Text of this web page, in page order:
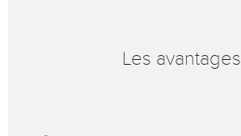
Les avantages